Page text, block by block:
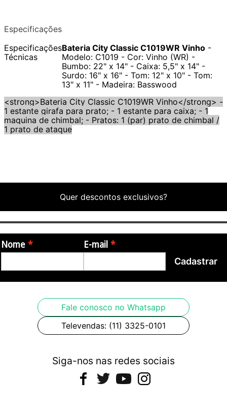
Especificações
Especificações
Técnicas
Bateria City Classic C1019WR Vinho -
Modelo: C1019 - Cor: Vinho (WR) -
Bumbo: 22" x 14" - Caixa: 5,5" x 14" -
Surdo: 16" x 16" - Tom: 12" x 10" - Tom:
13" x 11" - Madeira: Basswood
<strong>Bateria City Classic C1019WR Vinho</strong> -
1 estante girafa para prato; - 1 estante para caixa; - 1
maquina de chimbal; - Pratos: 1 (par) prato de chimbal /
1 prato de ataque
Quer descontos exclusivos?
Nome E-mail
Cadastrar
Fale conosco no Whatsapp
Televendas: (11) 3325-0101
Siga-nos nas redes sociais